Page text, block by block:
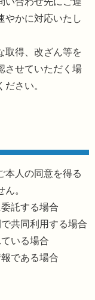
やかに対応いたし
取得、改ざん等を
させていただく場
さい。
本人の同意を得る
。
託する場合
共同利用する場合
いる場合
である場合